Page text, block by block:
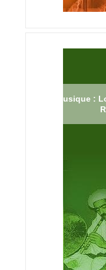
Musique :